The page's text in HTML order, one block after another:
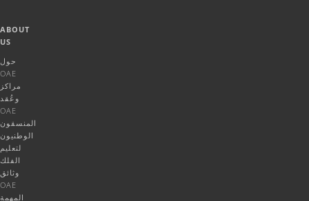
ABOUT
US
حول
OAE
مراكز
وعُقد
OAE
المنسقون
الوطنيون
لتعليم
الفلك
وثائق
OAE
المهمة